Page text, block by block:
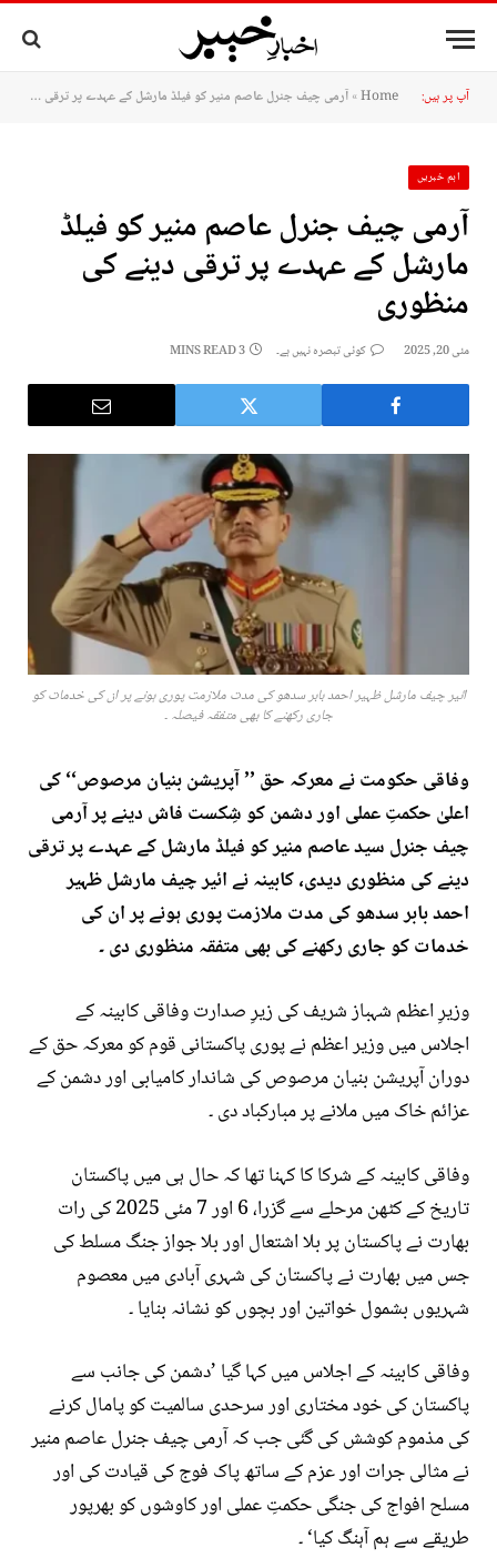
آپ پر ہیں: Home
»آرمی چیف جنرل عاصم منیر کو فیلڈ مارشل کے عہدے پر ترقی دینے کی منظوری
اہم خبریں
آرمی چیف جنرل عاصم منیر کو فیلڈ
مارشل کے عہدے پر ترقی دینے کی
منظوری
مئی 20, 2025 کوئی تبصرہ نہیں ہے۔ 3 MINS READ
ائیر چیف مارشل ظہیر احمد بابر سدھو کی مدت ملازمت پوری ہونے پر ان کی خدمات کو
جاری رکھنے کا بھی متفقہ فیصلہ ۔
وفاقی حکومت نے معرکہ حق ’’ آپریشن بنیان مرصوص‘‘ کی
اعلیٰ حکمتِ عملی اور دشمن کو شِکست فاش دینے پر آرمی
چیف جنرل سید عاصم منیر کو فیلڈ مارشل کے عہدے پر ترقی
دینے کی منظوری دیدی، کابینہ نے ائیر چیف مارشل ظہیر
احمد بابر سدھو کی مدت ملازمت پوری ہونے پر ان کی
خدمات کو جاری رکھنے کی بھی متفقہ منظوری دی ۔
وزیرِ اعظم شہباز شریف کی زیرِ صدارت وفاقی کابینہ کے
اجلاس میں وزیر اعظم نے پوری پاکستانی قوم کو معرکہ حق کے
دوران آپریشن بنیان مرصوص کی شاندار کامیابی اور دشمن کے
عزائم خاک میں ملانے پر مبارکباد دی ۔
وفاقی کابینہ کے شرکا کا کہنا تھا کہ حال ہی میں پاکستان
تاریخ کے کٹھن مرحلے سے گزرا، 6 اور 7 مئی 2025 کی رات
بھارت نے پاکستان پر بلا اشتعال اور بلا جواز جنگ مسلط کی
جس میں بھارت نے پاکستان کی شہری آبادی میں معصوم
شہریوں بشمول خواتین اور بچوں کو نشانہ بنایا ۔
وفاقی کابینہ کے اجلاس میں کہا گیا ’دشمن کی جانب سے
پاکستان کی خود مختاری اور سرحدی سالمیت کو پامال کرنے
کی مذموم کوشش کی گئی جب کہ آرمی چیف جنرل عاصم منیر
نے مثالی جرات اور عزم کے ساتھ پاک فوج کی قیادت کی اور
مسلح افواج کی جنگی حکمتِ عملی اور کاوشوں کو بھرپور
طریقے سے ہم آہنگ کیا‘ ۔